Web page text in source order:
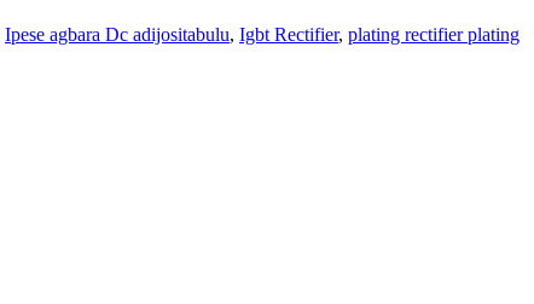
Ipese agbara Dc adijositabulu, Igbt Rectifier, plating rectifier plating